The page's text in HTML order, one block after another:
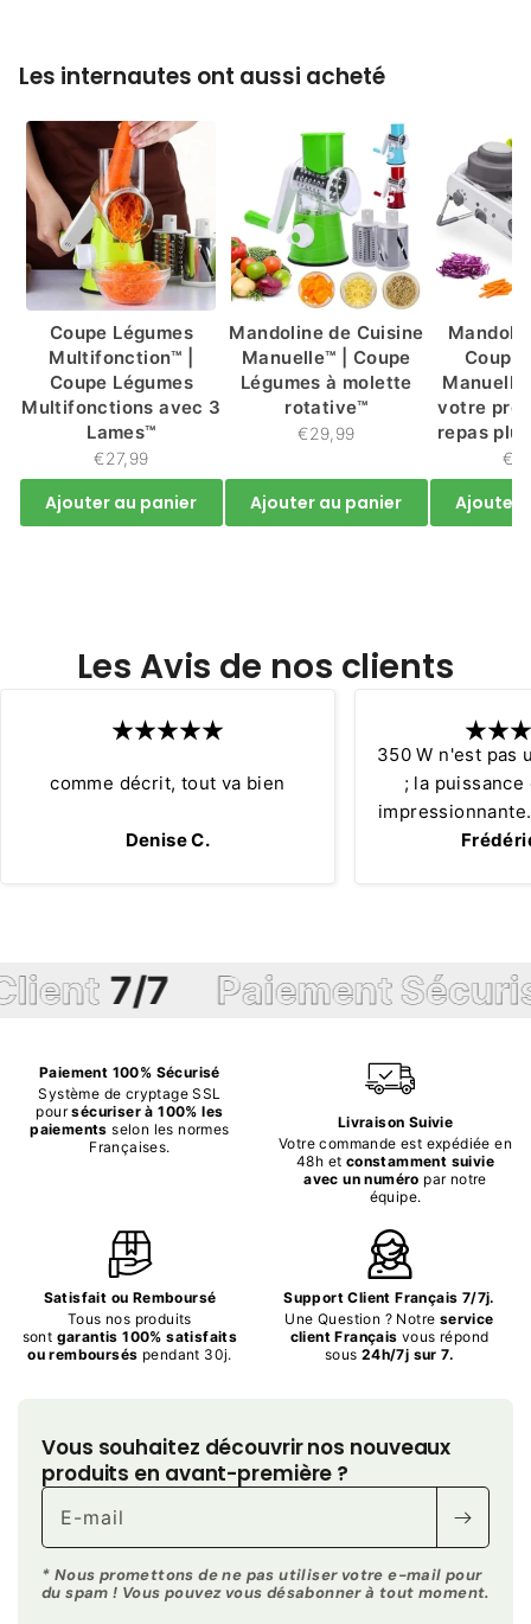
Les internautes ont aussi acheté
Coupe Légumes
Multifonction™ |
Coupe Légumes
Multifonctions avec 3
Lames™
€27,99
Ajouter au panier
Mandoline de Cuisine
Manuelle™ | Coupe
Légumes à molette
rotative™
€29,99
Ajouter au panier
Coupe
votre
repas
Ajouter
Les Avis de nos clients
Denise C.
comme décrit, tout va bien
350 W n'est pas
; la
sans fil de
fait de verre.
ingrédients
7/7 Paiement Sécurisé
Paiement 100% Sécurisé
Système de cryptage SSL
poursécuriser à 100% les
paiements selon les normes
Françaises.
Livraison Suivie
Votre commande est expédiée en
48h et constamment suivie
avec un numéro par notre
équipe.
Satisfait ou Remboursé
Tous nos produits
sont garantis 100% satisfaits
ou remboursés pendant 30j.
Support Client Français 7/7j.
Une Question ? Notre service
client Français vous répond
sous 24h/7j sur 7.
Vous souhaitez découvrir nos nouveaux
produits en avant-première ?
E-mail
* Nous promettons de ne pas utiliser votre e-mail pour
du spam ! Vous pouvez vous désabonner à tout moment.